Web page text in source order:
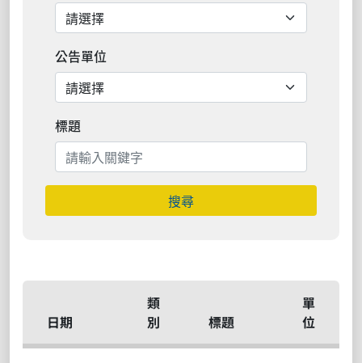
公告單位
標題
搜尋
日期
類
別
標題
單
位